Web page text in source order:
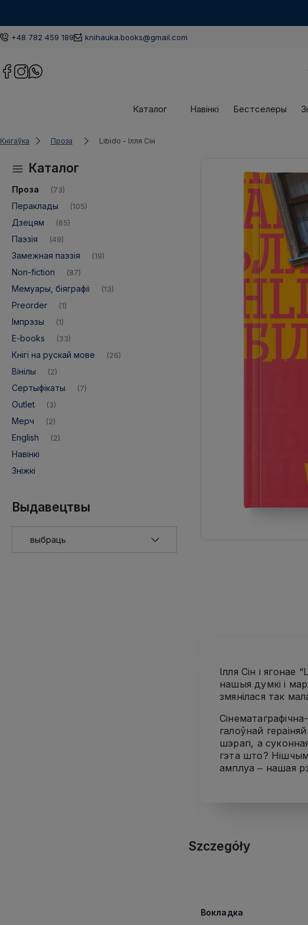
+48 782 459 189 knihauka.books@gmail.com
Каталог Навінкі Бестселеры
Кнігаўка Проза Libido - Ілля Сін
Каталог
Проза (73)
Пераклады (105)
Дзецям (65)
Паэзія (49)
Замежная паэзія (19)
Non-fiction (87)
Мемуары, біяграфіі (13)
Preorder (1)
Імпрэзы (1)
E-books (33)
Кнігі на рускай мове (26)
Вінілы (2)
Сертыфікаты (7)
Outlet (3)
Мерч (2)
English (2)
Навінкі
Зніжкі
Выдавецтвы
Адпраўка: -
Ілля Сін і ягонае
нашыя думкі і
змянілася так
галоўнай
шэрагі, а
гэта што?
амплуа ‒ нашая
Szczegóły
Вокладка